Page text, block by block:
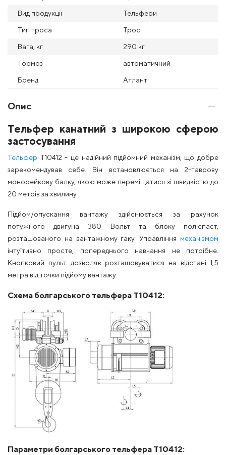
Вид продукції Тельфери
Тип троса Трос
Вага, кг 290 кг
Тормоз автоматичний
Бренд Атлант
Опис
Тельфер канатний з широкою сферою
застосування
Тельфер Т10412 - це надійний підйомний механізм, що добре
зарекомендував себе. Він встановлюється на 2-таврову
монорейкову балку, якою може переміщатися зі швидкістю до
20 метрів за хвилину.
Підйом/опускання вантажу здійснюється за рахунок
потужного двигуна 380 Вольт та блоку поліспаст,
розташованого на вантажному гаку. Управління механізмом
інтуїтивно просте, попереднього навчання не потрібне.
Кнопковий пульт дозволяє розташовуватися на відстані 1,5
метра від точки підйому вантажу.
Схема болгарського тельфера Т10412:
Параметри болгарського тельфера Т10412: